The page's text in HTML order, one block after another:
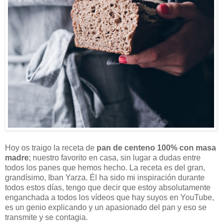
Hoy os traigo la receta de pan de centeno 100% con masa
madre; nuestro favorito en casa, sin lugar a dudas entre
todos los panes que hemos hecho. La receta es del gran,
grandísimo, Iban Yarza. Él ha sido mi inspiración durante
todos estos días, tengo que decir que estoy absolutamente
enganchada a todos los vídeos que hay suyos en YouTube,
es un genio explicando y un apasionado del pan y eso se
transmite y se contagia.